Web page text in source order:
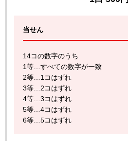
当せん
14コの数字のうち
1等…すべての数字が一致
2等…1コはずれ
3等…2コはずれ
4等…3コはずれ
5等…4コはずれ
6等…5コはずれ